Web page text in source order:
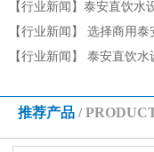
有哪些
【行业新闻】 泰安直饮水
【行业新闻】
选择商用泰
【行业新闻】
泰安直饮水
推荐产品 /